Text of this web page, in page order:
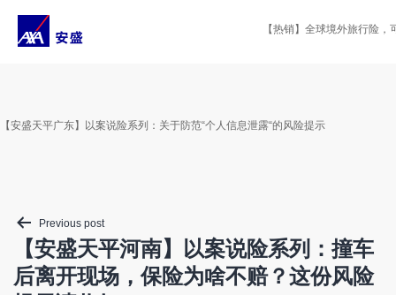
content
【热销】全球境外旅行险，可
【安盛天平广东】以案说险系列：关于防范“个人信息泄露“的风险提示
Post
navigation
Previous post
【安盛天平河南】以案说险系列：撞车
后离开现场，保险为啥不赔？这份风险